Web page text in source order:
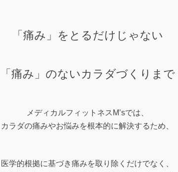
「痛み」をとるだけじゃない
「痛み」のないカラダづくりまで
メディカルフィットネスM’sでは、
カラダの痛みやお悩みを根本的に解決するため、
医学的根拠に基づき痛みを取り除くだけでなく、